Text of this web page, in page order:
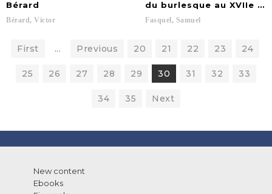
Bérard
Bérard, Victor
du burlesque au XVIIe
Fasquel, Samuel
First ... Previous 20 21 22 23 24
25 26 27 28 29 30 31 32 33
34 35 Next
New content
Ebooks